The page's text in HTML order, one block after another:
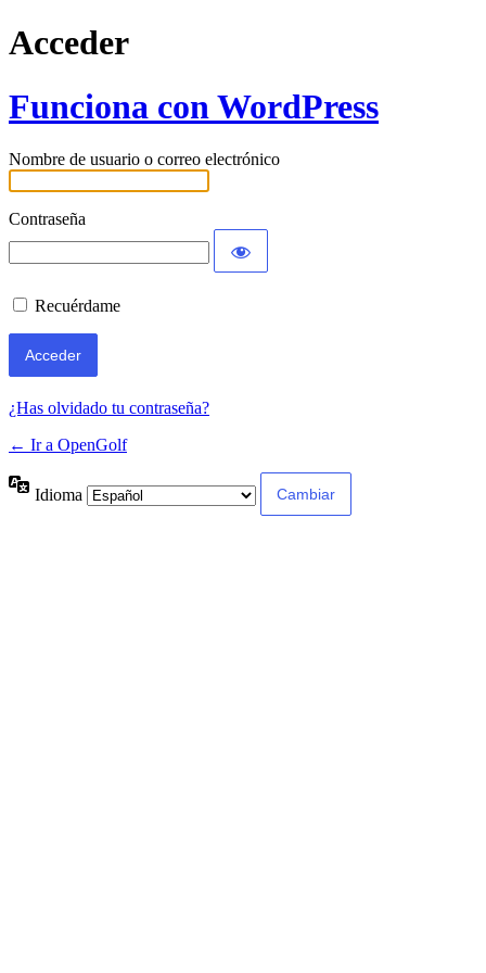
Acceder
Funciona con WordPress
Nombre de usuario o correo electrónico
Contraseña
Recuérdame
¿Has olvidado tu contraseña?
← Ir a OpenGolf
Idioma